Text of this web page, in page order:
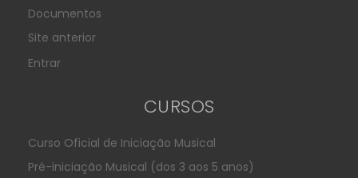
Documentos
Site anterior
Entrar
CURSOS
Curso Oficial de Iniciação Musical
Pré-iniciação Musical (dos 3 aos 5 anos)